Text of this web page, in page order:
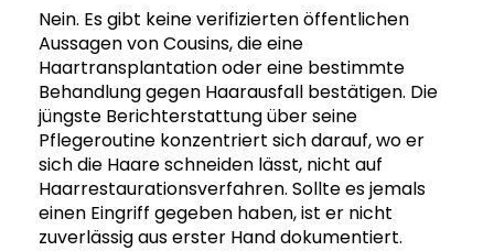
Nein. Es gibt keine verifizierten öffentlichen
Aussagen von Cousins, die eine
Haartransplantation oder eine bestimmte
Behandlung gegen Haarausfall bestätigen. Die
jüngste Berichterstattung über seine
Pflegeroutine konzentriert sich darauf, wo er
sich die Haare schneiden lässt, nicht auf
Haarrestaurationsverfahren. Sollte es jemals
einen Eingriff gegeben haben, ist er nicht
zuverlässig aus erster Hand dokumentiert.